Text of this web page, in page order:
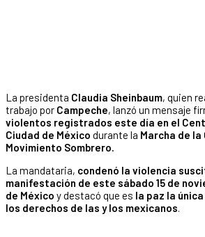
La presidenta Claudia Sheinbaum, quien
trabajo por Campeche, lanzó un mensaje
violentos registrados este día en el
Ciudad de México durante la Marcha de la
Movimiento Sombrero.
La mandataria, condenó la violencia
manifestación de este sábado 15 de
de México y destacó que es la paz la
los derechos de las y los mexicanos.